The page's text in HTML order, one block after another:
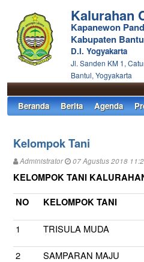
Kalurahan
Kapanewon
Kabupaten
D.I. Yogyakarta
Jl. Sanden KM 1,
Bantul, Yogyakarta
Beranda Berita Agenda
Kelompok Tani
Administrator 07 Agustus 2018
KELOMPOK TANI
NO
KELOMPOK TANI
1 TRISULA MUDA
2 SAMPARAN MAJU